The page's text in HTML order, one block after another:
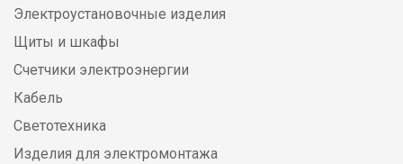
Электроустановочные изделия
Щиты и шкафы
Счетчики электроэнергии
Кабель
Светотехника
Изделия для электромонтажа